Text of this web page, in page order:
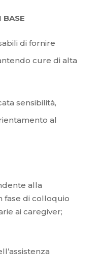
BASE
di fornire
cure di alta
sensibilità,
al
alla
fase di colloquio
ai caregiver;